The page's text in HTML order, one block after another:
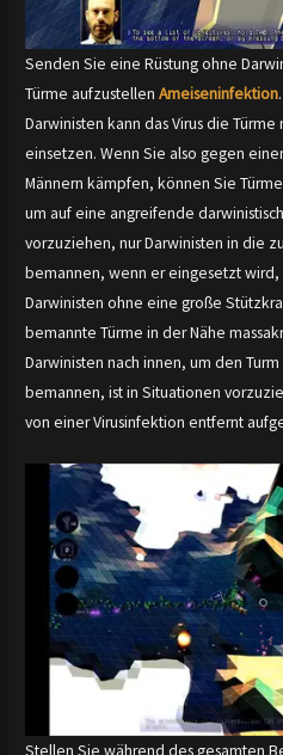
Senden Sie eine Rüstung ohne
Türme aufzustellenAmeiseninfektion
Darwinisten kann das Virus die
einsetzen. Wenn Sie also gegen
Männern kämpfen, können Sie
um auf eine angreifende
vorzuziehen, nur Darwinisten in die
bemannen, wenn er eingesetzt
Darwinisten ohne eine große
bemannte Türme in der Nähe
Darwinisten nach innen, um den
bemannen, ist in Situationen
von einer Virusinfektion entfernt
Stellen Sie während des gesamten